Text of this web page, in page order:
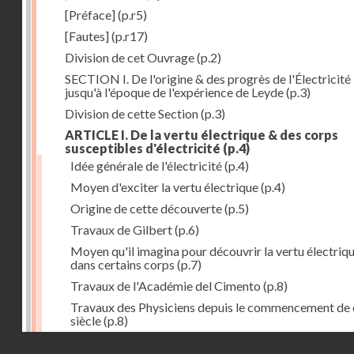
[Préface](p.r5)
[Fautes](p.r17)
Division de cet Ouvrage(p.2)
SECTION I. De l'origine & des progrès de l'Électricité
jusqu'à l'époque de l'expérience de Leyde(p.3)
Division de cette Section(p.3)
ARTICLE I. De la vertu électrique & des corps
susceptibles d'électricité (p.4)
Idée générale de l'électricité(p.4)
Moyen d'exciter la vertu électrique(p.4)
Origine de cette découverte(p.5)
Travaux de Gilbert(p.6)
Moyen qu'il imagina pour découvrir la vertu
dans certains corps (p.7)
Travaux de l'Académie del Cimento (p.8)
Travaux des Physiciens depuis le commencement de
siècle(p.8)